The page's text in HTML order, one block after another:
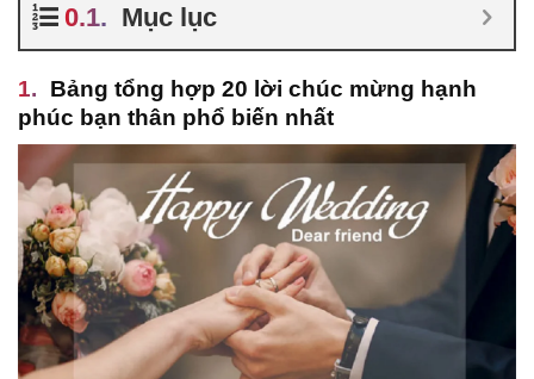
Mục lục
Bảng tổng hợp 20 lời chúc mừng hạnh
phúc bạn thân phổ biến nhất